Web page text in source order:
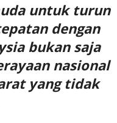
untuk turun
dengan
bukan saja
nasional
yang tidak